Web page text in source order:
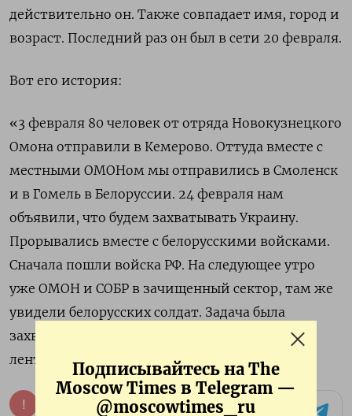
Подписывайтесь на The
Moscow Times в Telegram —
@moscowtimes_ru
действительно он. Также совпадает имя, город и
возраст. Последний раз он был в сети 20 февраля.
Вот его история:
«3 февраля 80 человек от отряда Новокузнецкого
Омона отправили в Кемерово. Оттуда вместе с
местными ОМОНом мы отправились в Смоленск
и в Гомель в Белоруссии. 24 февраля нам
объявили, что будем захватывать Украину.
Прорывались вместе с белорусскими войсками.
Сначала пошли войска РФ. На следующее утро
уже ОМОН и СОБР в зачищенный сектор, там же
увидели белорусских солдат. Задача была
захватить Киев. Нам выдали георгиевские
ленты, сказали нашить на шевроны»